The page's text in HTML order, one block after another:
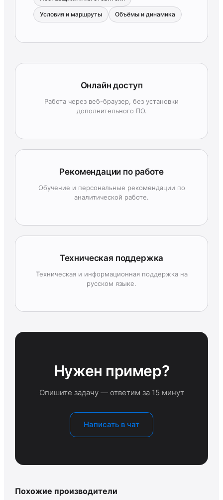
Условия и маршруты Объёмы и динамика
Онлайн доступ
Работа через веб-браузер, без установки
дополнительного ПО.
Рекомендации по работе
Обучение и персональные рекомендации по
аналитической работе.
Техническая поддержка
Техническая и информационная поддержка на
русском языке.
Нужен пример?
Опишите задачу — ответим за 15 минут
Написать в чат
Похожие производители